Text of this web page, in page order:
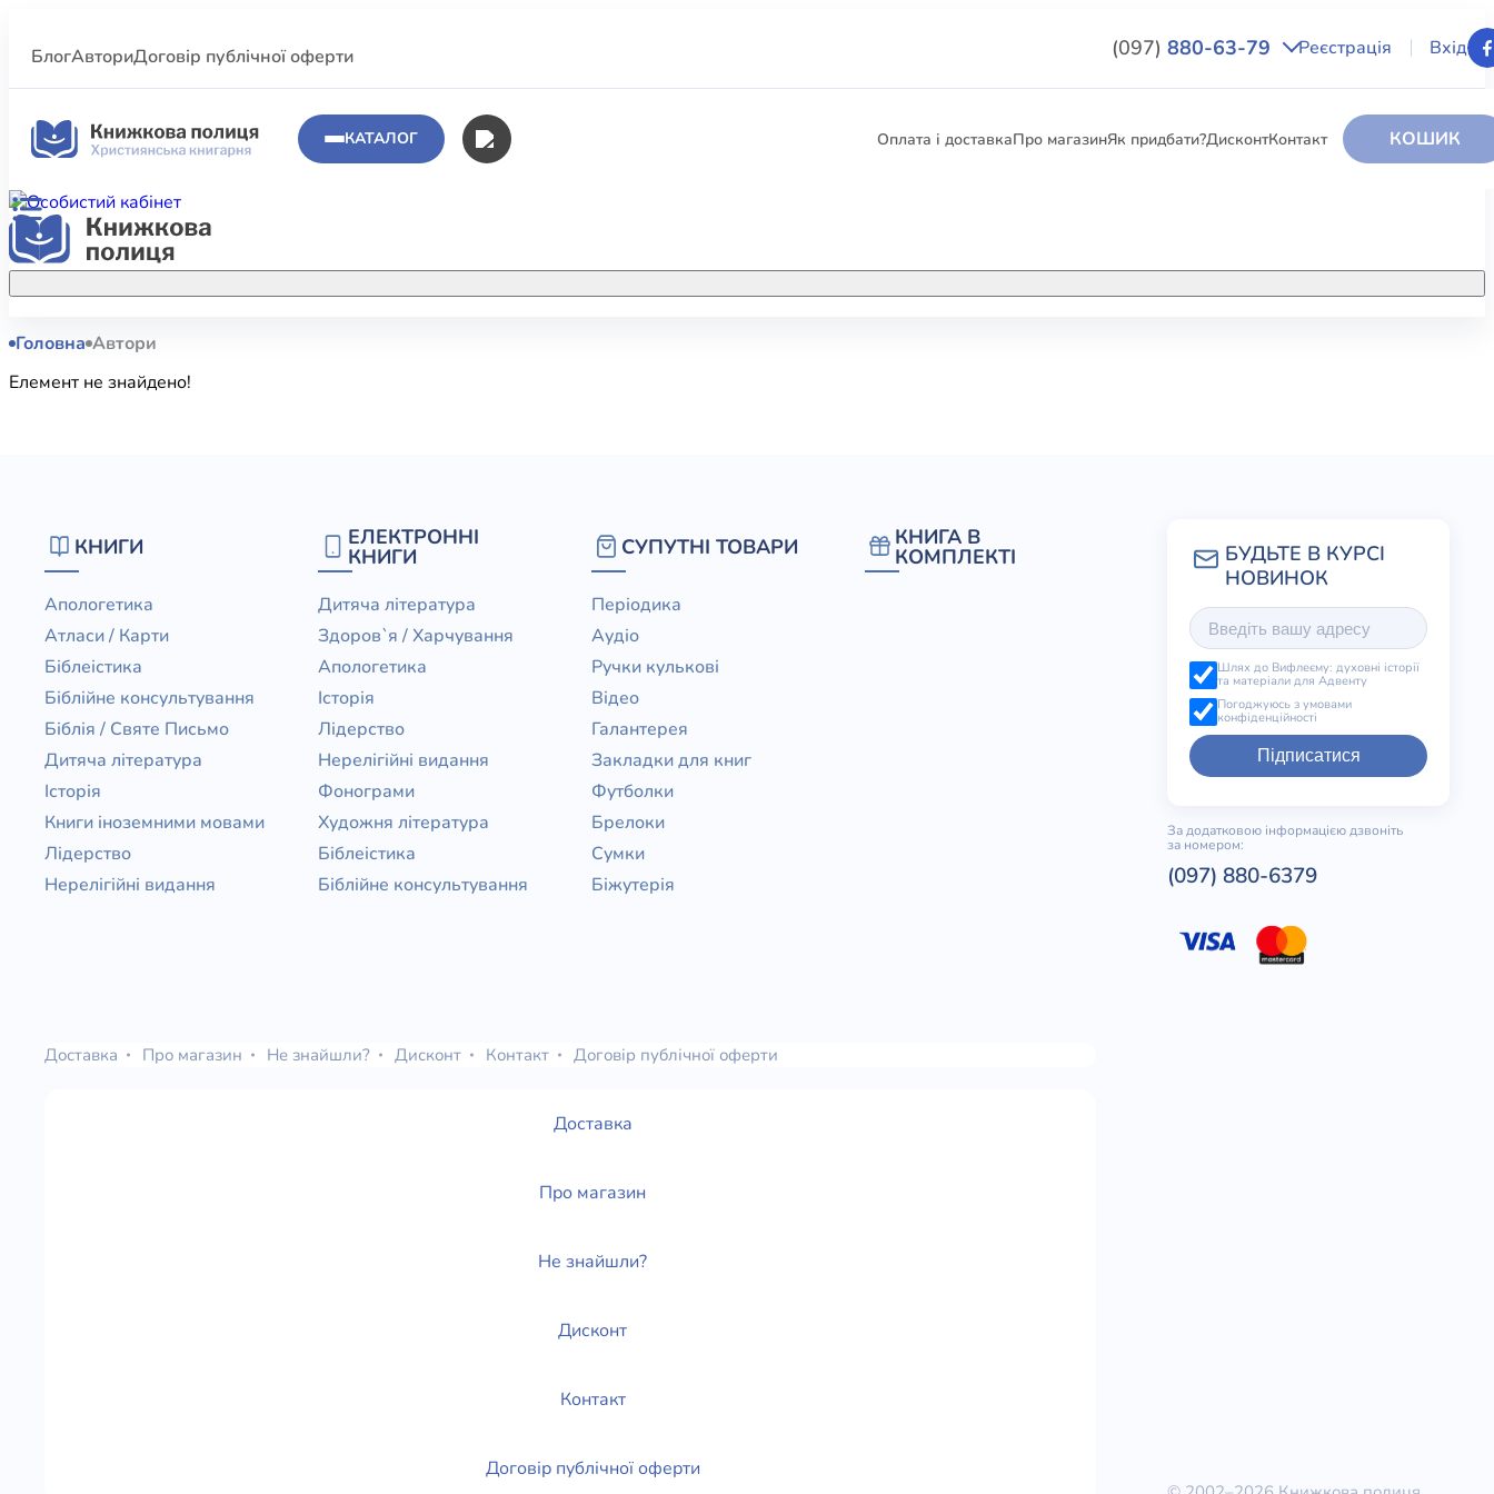
БлогАвториДоговір публічної оферти (097) 880-63-79 Реєстрація Вхід
КАТАЛОГ Оплата і доставкаПро магазинЯк придбати?ДисконтКонтакт КОШИК
Акційні пропозиції
Купуйте більше улюблених книжок за
Новинки
Свіжі надходження, актуальна
література та нові автори на нашій
полиці.
КНИГИ
Дитяча література
Книги іноземними мовами
Церковні традиції
Публіцистика
Богослів`я
ЕЛЕКТРОННІ КНИГИ
Головна Автори
Елемент не знайдено!
КНИГИ
Апологетика
Атласи / Карти
Біблеістика
Біблійне консультування
Біблія / Святе Письмо
Дитяча література
Історія
Книги іноземними мовами
Лідерство
Нерелігійні видання
ЕЛЕКТРОННІ
КНИГИ
Дитяча література
Здоров`я / Харчування
Апологетика
Історія
Лідерство
Нерелігійні видання
Фонограми
Художня література
Біблеістика
Біблійне консультування
СУПУТНІ ТОВАРИ
Періодика
Аудіо
Ручки кулькові
Відео
Галантерея
Закладки для книг
Футболки
Брелоки
Сумки
Біжутерія
КНИГА В
КОМПЛЕКТІ
Шлях до Вифлеєму: духовні історії
та матеріали для Адвенту
Погоджуюсь з умовами
конфіденційності
Підписатися
За додатковою інформацією дзвоніть
за номером:
(097) 880-6379
Доставка Про магазин Не знайшли? Дисконт Контакт Договір публічної оферти
Доставка
Про магазин
Не знайшли?
Дисконт
Контакт
Договір публічної оферти